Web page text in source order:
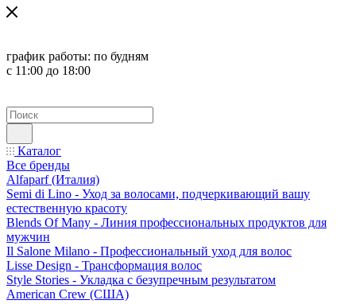
график работы: по будням
с 11:00 до 18:00
Каталог
Все бренды
Alfaparf (Италия)
Semi di Lino - Уход за волосами, подчеркивающий вашу
естественную красоту
Blends Of Many - Линия профессиональных продуктов для
мужчин
Il Salone Milano - Профессиональный уход для волос
Lisse Design - Трансформация волос
Style Stories - Укладка с безупречным результатом
American Crew (США)